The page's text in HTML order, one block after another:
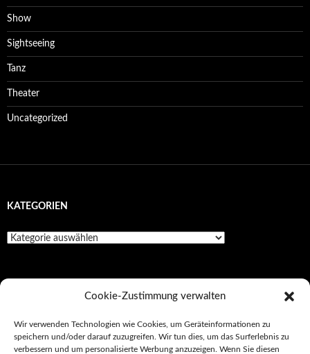
Cookie-Zustimmung verwalten
Wir verwenden Technologien wie Cookies, um Geräteinformationen zu
speichern und/oder darauf zuzugreifen. Wir tun dies, um das Surferlebnis zu
verbessern und um personalisierte Werbung anzuzeigen. Wenn Sie diesen
Show
Sightseeing
Tanz
Theater
Uncategorized
KATEGORIEN
Kategorien
Impressionen
Impressum/Datenschutz